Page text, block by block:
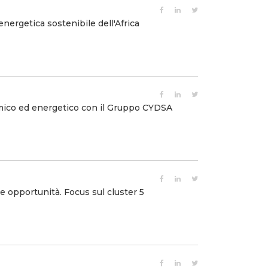
sostenibile dell'Africa
ed energetico con il Gruppo CYDSA
opportunità. Focus sul cluster 5